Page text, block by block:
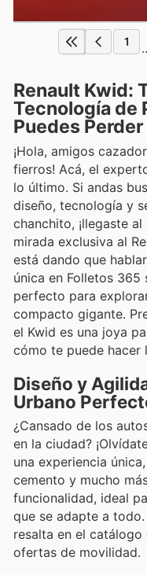
1
Renault Kwid:
Tecnología de
Puedes
¡Hola, amigos
fierros! Acá, el
lo último. Si andas
diseño, tecnología y
chanchito, ¡llegaste
mirada exclusiva al
está dando que
única en Folletos 365
perfecto para
compacto gigante.
el Kwid es una joya
cómo te puede hacer
Diseño y
Urbano
¿Cansado de los
en la ciudad?
una experiencia
cemento y mucho
funcionalidad, ideal
que se adapte a
resalta en el
ofertas de movilidad.